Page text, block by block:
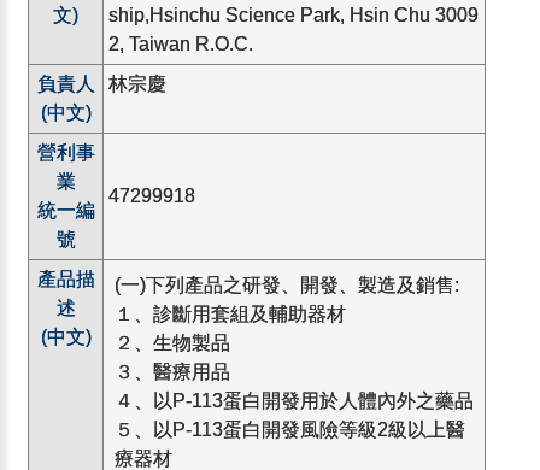
文)
ship,Hsinchu Science Park, Hsin Chu 3009
2, Taiwan R.O.C.
負責人
(中文)
林宗慶
營利事
業
統一編
號
47299918
產品描
述
(中文)
(一)下列產品之研發、開發、製造及銷售:
１、診斷用套組及輔助器材
２、生物製品
３、醫療用品
４、以P-113蛋白開發用於人體內外之藥品
５、以P-113蛋白開發風險等級2級以上醫
療器材